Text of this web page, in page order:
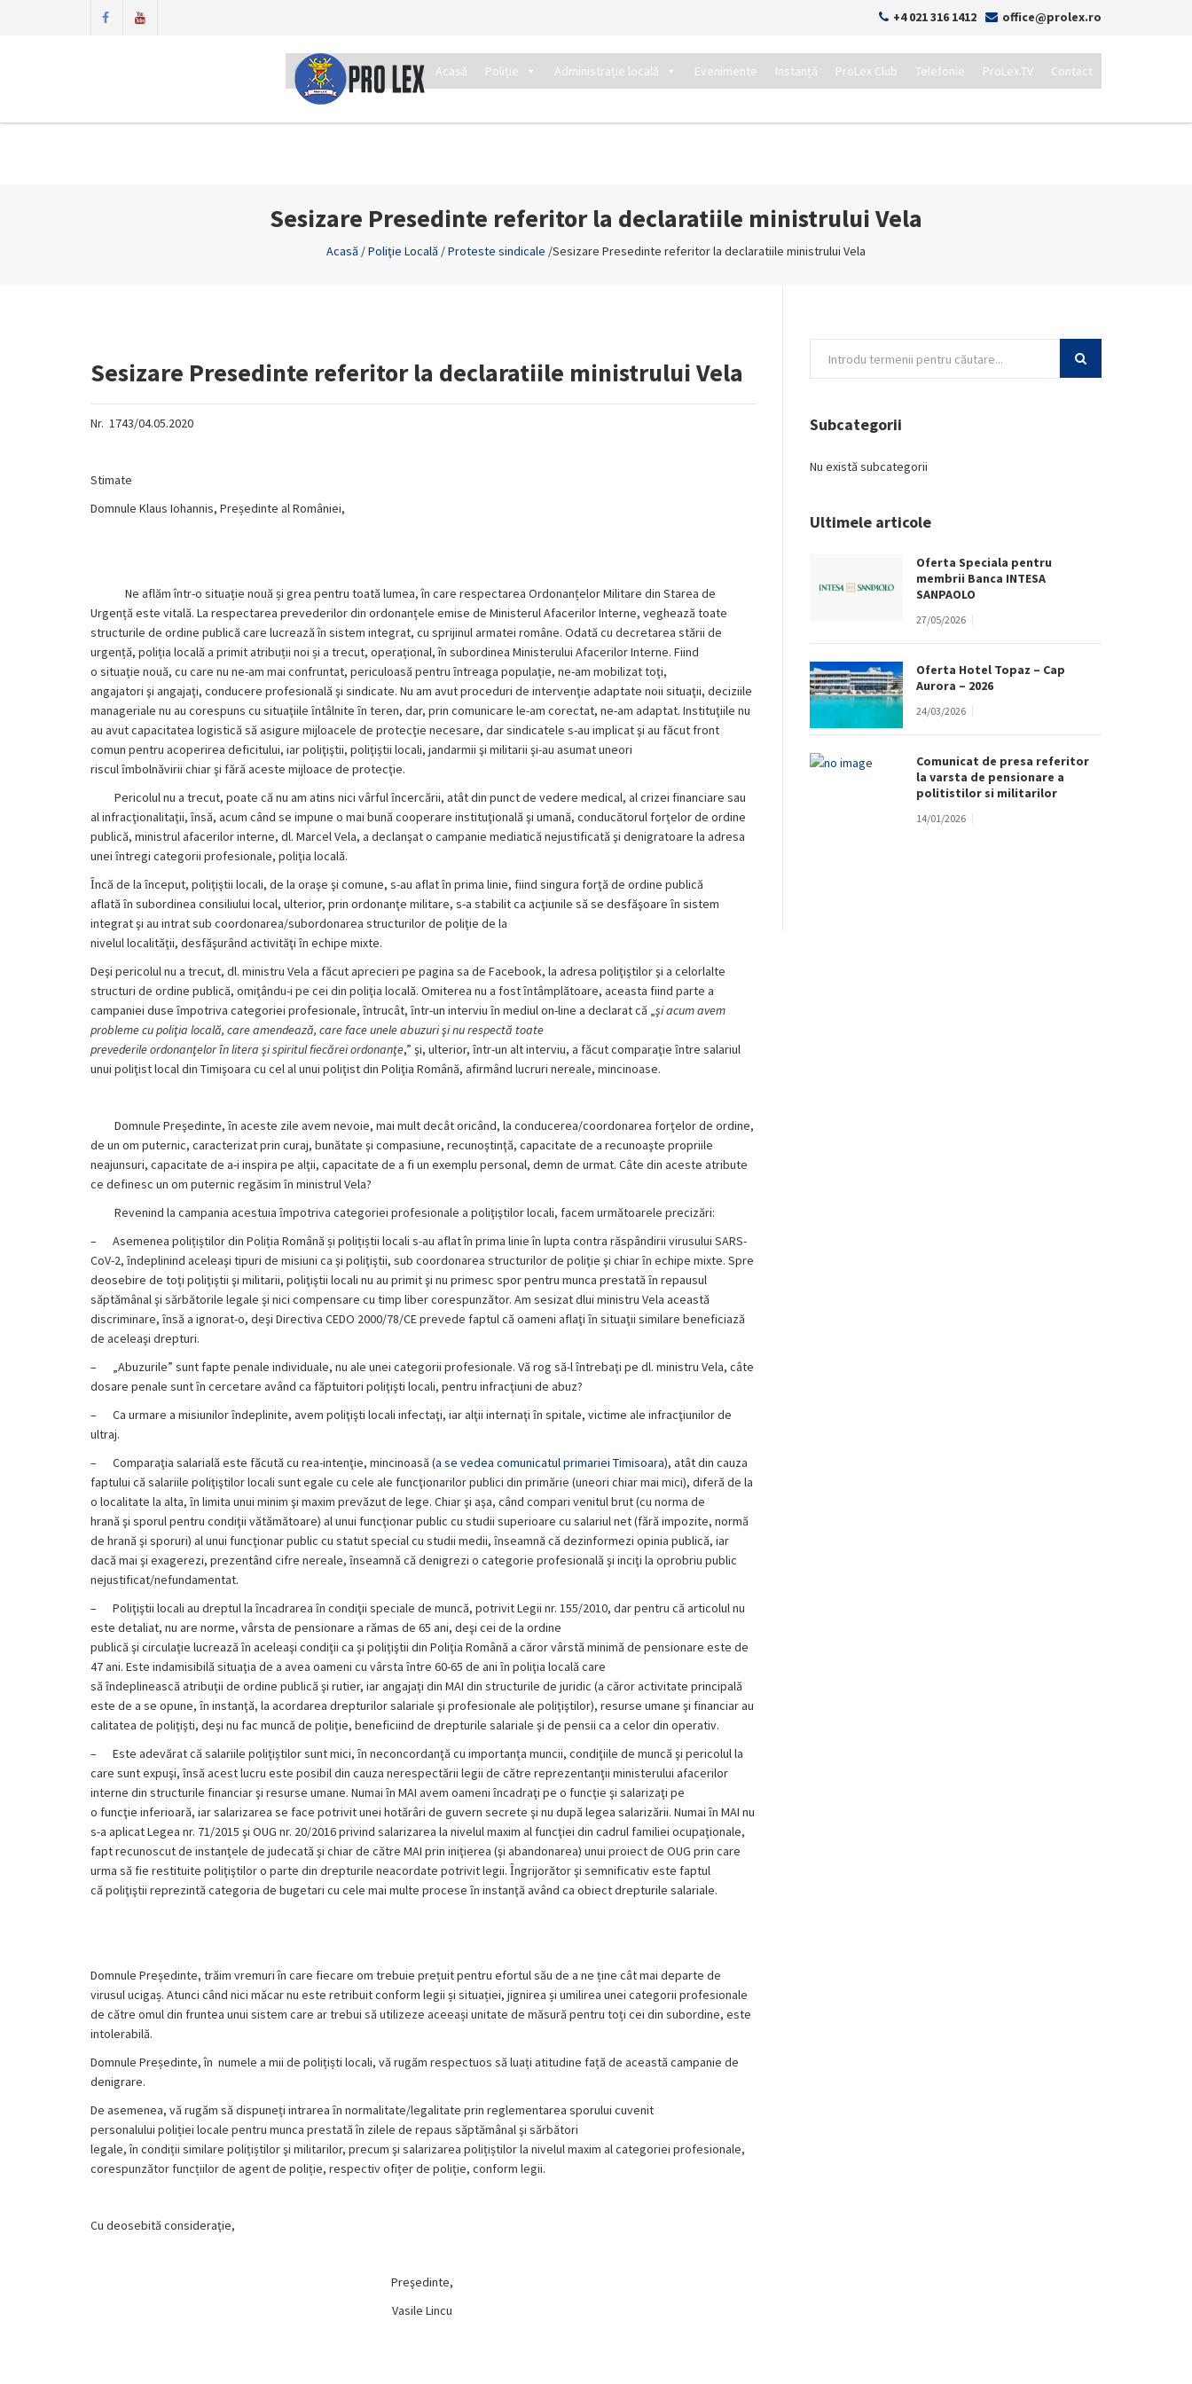
+4 021 316 1412 office@prolex.ro
Acasă Poliție Administrație locală Evenimente Instanță ProLex Club Telefonie ProLex.TV Contact
Sesizare Presedinte referitor la declaratiile ministrului Vela
Acasă /Poliţie Locală /Proteste sindicale /Sesizare Presedinte referitor la declaratiile ministrului Vela
Sesizare Presedinte referitor la declaratiile ministrului Vela
Nr. 1743/04.05.2020
Stimate
Domnule Klaus Iohannis, Președinte al României,
Ne aflăm într-o situație nouă și grea pentru toată lumea, în care respectarea Ordonanțelor Militare din Starea de
Urgență este vitală. La respectarea prevederilor din ordonanțele emise de Ministerul Afacerilor Interne, veghează toate
structurile de ordine publică care lucrează în sistem integrat, cu sprijinul armatei române. Odată cu decretarea stării de
urgență, poliția locală a primit atribuții noi și a trecut, operațional, în subordinea Ministerului Afacerilor Interne. Fiind
o situaţie nouă, cu care nu ne-am mai confruntat, periculoasă pentru ȋntreaga populaţie, ne-am mobilizat toţi,
angajatori şi angajaţi, conducere profesională şi sindicate. Nu am avut proceduri de intervenţie adaptate noii situaţii, deciziile
manageriale nu au corespuns cu situaţiile ȋntâlnite ȋn teren, dar, prin comunicare le-am corectat, ne-am adaptat. Instituţiile nu
au avut capacitatea logistică să asigure mijloacele de protecţie necesare, dar sindicatele s-au implicat şi au făcut front
comun pentru acoperirea deficitului, iar poliţiştii, poliţiştii locali, jandarmii şi militarii şi-au asumat uneori
riscul ȋmbolnăvirii chiar şi fără aceste mijloace de protecţie.
Pericolul nu a trecut, poate că nu am atins nici vârful ȋncercării, atât din punct de vedere medical, al crizei financiare sau
al infracţionalitaţii, ȋnsă, acum când se impune o mai bună cooperare instituţională şi umană, conducătorul forţelor de ordine
publică, ministrul afacerilor interne, dl. Marcel Vela, a declanşat o campanie mediatică nejustificată şi denigratoare la adresa
unei ȋntregi categorii profesionale, poliţia locală.
Ȋncă de la ȋnceput, poliţiştii locali, de la oraşe şi comune, s-au aflat ȋn prima linie, fiind singura forţă de ordine publică
aflată ȋn subordinea consiliului local, ulterior, prin ordonanţe militare, s-a stabilit ca acţiunile să se desfăşoare ȋn sistem
integrat şi au intrat sub coordonarea/subordonarea structurilor de poliţie de la
nivelul localităţii, desfăşurând activităţi ȋn echipe mixte.
Deşi pericolul nu a trecut, dl. ministru Vela a făcut aprecieri pe pagina sa de Facebook, la adresa poliţiştilor şi a celorlalte
structuri de ordine publică, omiţându-i pe cei din poliţia locală. Omiterea nu a fost ȋntâmplătoare, aceasta fiind parte a
campaniei duse ȋmpotriva categoriei profesionale, ȋntrucât, ȋntr-un interviu ȋn mediul on-line a declarat că „şi acum avem
probleme cu poliţia locală, care amendează, care face unele abuzuri şi nu respectă toate
prevederile ordonanţelor ȋn litera şi spiritul fiecărei ordonanţe,” şi, ulterior, ȋntr-un alt interviu, a făcut comparaţie ȋntre salariul
unui poliţist local din Timişoara cu cel al unui poliţist din Poliţia Română, afirmând lucruri nereale, mincinoase.
Domnule Preşedinte, ȋn aceste zile avem nevoie, mai mult decât oricând, la conducerea/coordonarea forţelor de ordine,
de un om puternic, caracterizat prin curaj, bunătate şi compasiune, recunoştinţă, capacitate de a recunoaşte propriile
neajunsuri, capacitate de a-i inspira pe alţii, capacitate de a fi un exemplu personal, demn de urmat. Câte din aceste atribute
ce definesc un om puternic regăsim ȋn ministrul Vela?
Revenind la campania acestuia ȋmpotriva categoriei profesionale a poliţiştilor locali, facem următoarele precizări:
–
Asemenea polițiștilor din Poliția Română și polițiștii locali s-au aflat în prima linie în lupta contra răspândirii virusului SARS-
CoV-2, ȋndeplinind aceleaşi tipuri de misiuni ca şi poliţiştii, sub coordonarea structurilor de poliţie şi chiar ȋn echipe mixte. Spre
deosebire de toţi poliţiştii şi militarii, poliţiştii locali nu au primit şi nu primesc spor pentru munca prestată ȋn repausul
săptămânal şi sărbătorile legale şi nici compensare cu timp liber corespunzător. Am sesizat dlui ministru Vela această
discriminare, ȋnsă a ignorat-o, deşi Directiva CEDO 2000/78/CE prevede faptul că oameni aflaţi ȋn situaţii similare beneficiază
de aceleaşi drepturi.
–
„Abuzurile” sunt fapte penale individuale, nu ale unei categorii profesionale. Vă rog să-l ȋntrebaţi pe dl. ministru Vela, câte
dosare penale sunt ȋn cercetare având ca făptuitori poliţişti locali, pentru infracţiuni de abuz?
–
Ca urmare a misiunilor ȋndeplinite, avem poliţişti locali infectaţi, iar alţii internaţi ȋn spitale, victime ale infracţiunilor de
ultraj.
–
Comparaţia salarială este făcută cu rea-intenţie, mincinoasă (a se vedea comunicatul primariei Timisoara), atât din cauza
faptului că salariile poliţiştilor locali sunt egale cu cele ale funcţionarilor publici din primărie (uneori chiar mai mici), diferă de la
o localitate la alta, ȋn limita unui minim şi maxim prevăzut de lege. Chiar şi aşa, când compari venitul brut (cu norma de
hrană şi sporul pentru condiţii vătămătoare) al unui funcţionar public cu studii superioare cu salariul net (fără impozite, normă
de hrană şi sporuri) al unui funcţionar public cu statut special cu studii medii, ȋnseamnă că dezinformezi opinia publică, iar
dacă mai şi exagerezi, prezentând cifre nereale, ȋnseamnă că denigrezi o categorie profesională şi inciţi la oprobriu public
nejustificat/nefundamentat.
–
Poliţiştii locali au dreptul la ȋncadrarea ȋn condiţii speciale de muncă, potrivit Legii nr. 155/2010, dar pentru că articolul nu
este detaliat, nu are norme, vârsta de pensionare a rămas de 65 ani, deşi cei de la ordine
publică şi circulaţie lucrează ȋn aceleaşi condiţii ca şi poliţiştii din Poliţia Română a căror vârstă minimă de pensionare este de
47 ani. Este indamisibilă situaţia de a avea oameni cu vârsta ȋntre 60-65 de ani ȋn poliţia locală care
să ȋndeplinească atribuţii de ordine publică şi rutier, iar angajaţi din MAI din structurile de juridic (a căror activitate principală
este de a se opune, ȋn instanţă, la acordarea drepturilor salariale şi profesionale ale poliţiştilor), resurse umane şi financiar au
calitatea de poliţişti, deşi nu fac muncă de poliţie, beneficiind de drepturile salariale şi de pensii ca a celor din operativ.
–
Este adevărat că salariile poliţiştilor sunt mici, ȋn neconcordanţă cu importanţa muncii, condiţiile de muncă şi pericolul la
care sunt expuşi, ȋnsă acest lucru este posibil din cauza nerespectării legii de către reprezentanţii ministerului afacerilor
interne din structurile financiar şi resurse umane. Numai ȋn MAI avem oameni ȋncadraţi pe o funcţie şi salarizaţi pe
o funcţie inferioară, iar salarizarea se face potrivit unei hotărâri de guvern secrete şi nu după legea salarizării. Numai ȋn MAI nu
s-a aplicat Legea nr. 71/2015 şi OUG nr. 20/2016 privind salarizarea la nivelul maxim al funcţiei din cadrul familiei ocupaţionale,
fapt recunoscut de instanţele de judecată şi chiar de către MAI prin iniţierea (şi abandonarea) unui proiect de OUG prin care
urma să fie restituite poliţiştilor o parte din drepturile neacordate potrivit legii. Ȋngrijorător şi semnificativ este faptul
că poliţiştii reprezintă categoria de bugetari cu cele mai multe procese ȋn instanţă având ca obiect drepturile salariale.
Domnule Președinte, trăim vremuri în care fiecare om trebuie prețuit pentru efortul său de a ne ține cât mai departe de
virusul ucigaș. Atunci când nici măcar nu este retribuit conform legii și situației, jignirea și umilirea unei categorii profesionale
de către omul din fruntea unui sistem care ar trebui să utilizeze aceeași unitate de măsură pentru toți cei din subordine, este
intolerabilă.
Domnule Președinte, în numele a mii de polițiști locali, vă rugăm respectuos să luați atitudine față de această campanie de
denigrare.
De asemenea, vă rugăm să dispuneți intrarea ȋn normalitate/legalitate prin reglementarea sporului cuvenit
personalului poliției locale pentru munca prestatăîn zilele de repaus săptămânalşi sărbători
legale,în condiții similare polițiștilorşi militarilor, precum şi salarizarea polițiștilorla nivelul maxim al categoriei profesionale,
corespunzător funcțiilorde agent de poliție, respectivofiţerde poliţie, conform legii.
Cu deosebită consideraţie,
Preşedinte,
Vasile Lincu
Subcategorii
Nu există subcategorii
Ultimele articole
Oferta Speciala pentru
membrii Banca INTESA
SANPAOLO
27/05/2026
Oferta Hotel Topaz – Cap
Aurora – 2026
24/03/2026
Comunicat de presa referitor
la varsta de pensionare a
politistilor si militarilor
14/01/2026